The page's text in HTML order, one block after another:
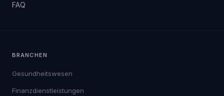
FAQ
BRANCHEN
Gesundheitswesen
Finanzdienstleistungen